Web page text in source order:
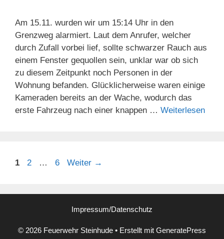
Am 15.11. wurden wir um 15:14 Uhr in den
Grenzweg alarmiert. Laut dem Anrufer, welcher
durch Zufall vorbei lief, sollte schwarzer Rauch aus
einem Fenster gequollen sein, unklar war ob sich
zu diesem Zeitpunkt noch Personen in der
Wohnung befanden. Glücklicherweise waren einige
Kameraden bereits an der Wache, wodurch das
erste Fahrzeug nach einer knappen … Weiterlesen
Seite
1 Seite
2 … Seite
6 Weiter →
Impressum/Datenschutz
© 2026 Feuerwehr Steinhude • Erstellt mit GeneratePress